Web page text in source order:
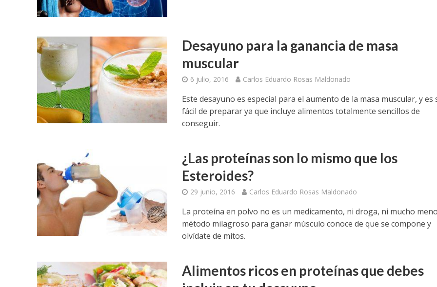
Desayuno para la ganancia de masa
muscular
6 julio, 2016 Carlos Eduardo Rosas Maldonado
Este desayuno es especial para el aumento de la masa muscular, y es
fácil de preparar ya que incluye alimentos totalmente sencillos de
conseguir.
¿Las proteínas son lo mismo que los
Esteroides?
29 junio, 2016 Carlos Eduardo Rosas Maldonado
La proteína en polvo no es un medicamento, ni droga, ni mucho
método milagroso para ganar músculo conoce de que se compone y
olvídate de mitos.
Alimentos ricos en proteínas que debes